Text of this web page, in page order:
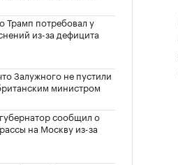
Трамп потребовал у
из-за дефицита
Залужного не пустили
министром
сообщил о
на Москву из-за